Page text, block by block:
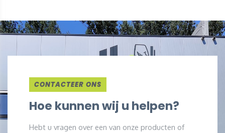
CONTACTEER ONS
Hoe kunnen wij u helpen?
Hebt u vragen over een van onze producten of